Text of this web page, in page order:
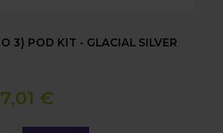
3) POD KIT - GLACIAL SILVER
€